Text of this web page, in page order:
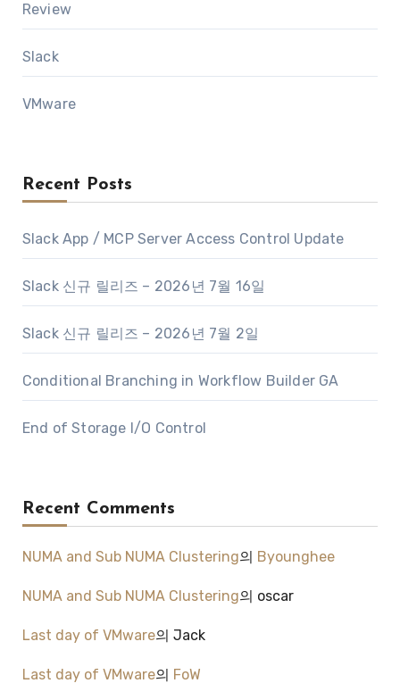
Review
Slack
VMware
Recent Posts
Slack App / MCP Server Access Control Update
Slack 신규 릴리즈 – 2026년 7월 16일
Slack 신규 릴리즈 – 2026년 7월 2일
Conditional Branching in Workflow Builder GA
End of Storage I/O Control
Recent Comments
NUMA and Sub NUMA Clustering의 Byounghee
NUMA and Sub NUMA Clustering의 oscar
Last day of VMware의 Jack
Last day of VMware의 FoW